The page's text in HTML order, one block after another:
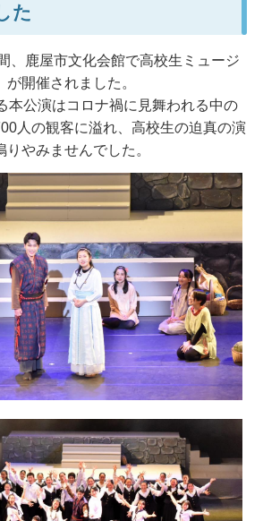
た
、鹿屋市文化会館で高校生ミュージ
開催されました。
本公演はコロナ禍に見舞われる中の
人の観客に溢れ、高校生の迫真の演
やみませんでした。